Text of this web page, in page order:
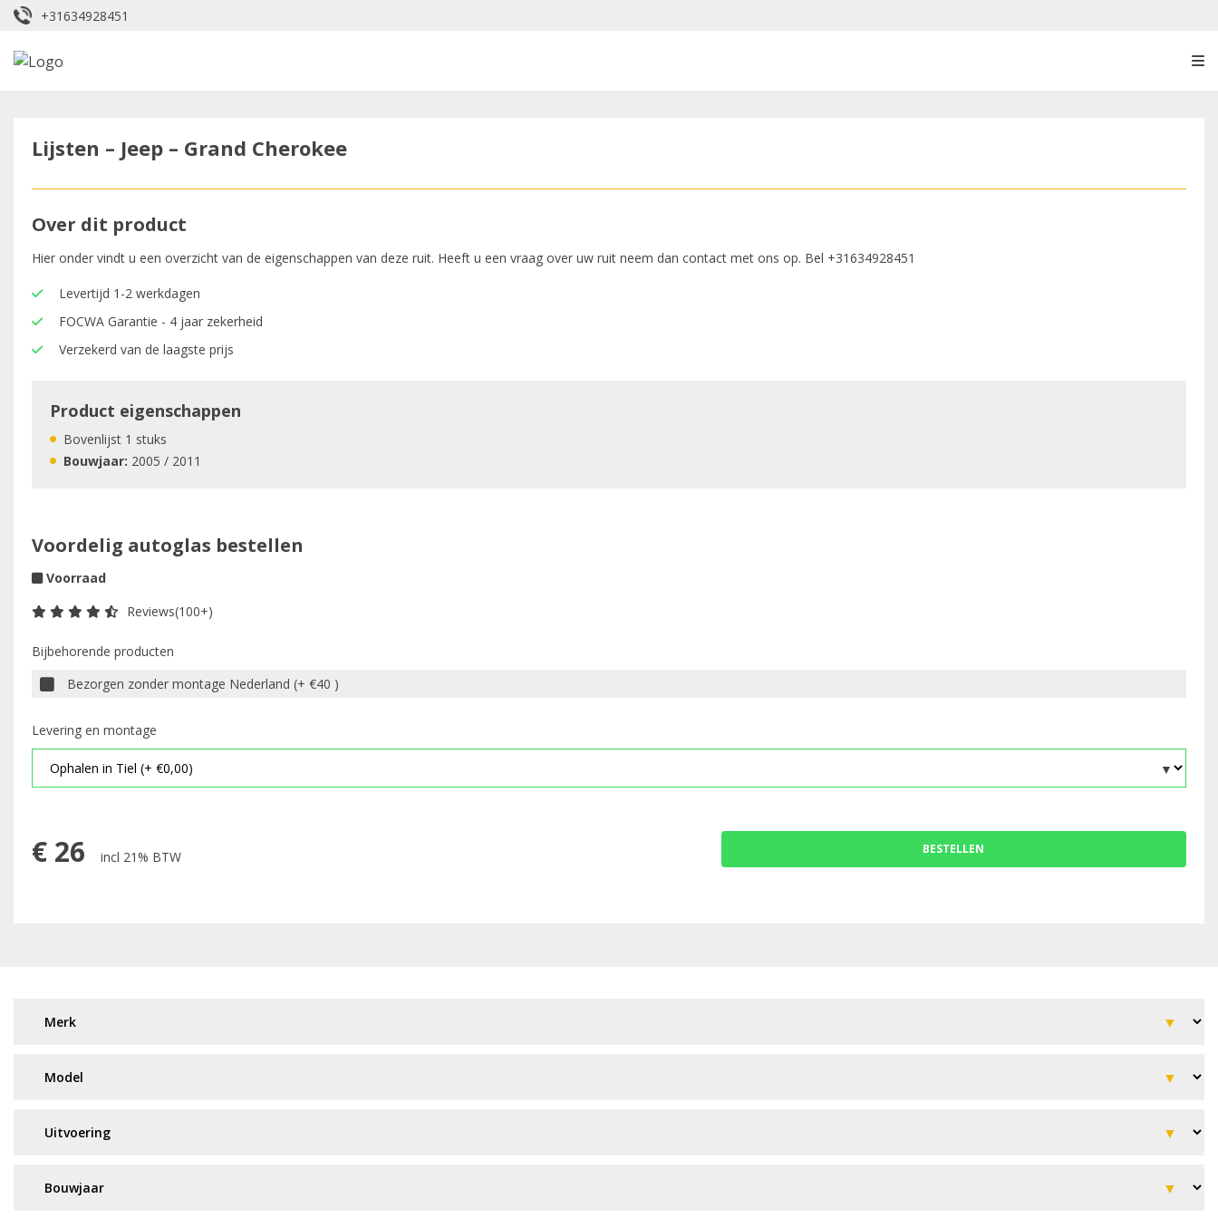
+31634928451
Lijsten – Jeep – Grand Cherokee
Over dit product
Hier onder vindt u een overzicht van de eigenschappen van deze ruit. Heeft u een vraag over uw ruit neem dan contact met ons op. Bel +31634928451
Levertijd 1-2 werkdagen
FOCWA Garantie - 4 jaar zekerheid
Verzekerd van de laagste prijs
Product eigenschappen
Bovenlijst 1 stuks
Bouwjaar: 2005 / 2011
Voordelig autoglas bestellen
Voorraad
Reviews(100+)
Bijbehorende producten
Bezorgen zonder montage Nederland (+ €40 )
Levering en montage
€ 26 incl 21% BTW BESTELLEN